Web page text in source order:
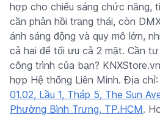
hợp cho chiếu sáng chức năng,
cần phản hồi trạng thái, còn
ánh sáng động và quy mô lớn,
cả hai để tối ưu cả 2 mặt. Cần
công trình của bạn?
hợp Hệ thống Liên Minh. Địa chỉ:
01.02, Lầu 1, Tháp 5, The Sun
Phường Bình Trưng, TP.HCM.